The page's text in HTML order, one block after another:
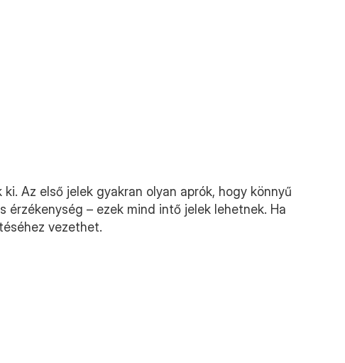
Az első jelek gyakran olyan aprók, hogy könnyű
– ezek mind intő jelek lehetnek. Ha
vezethet.